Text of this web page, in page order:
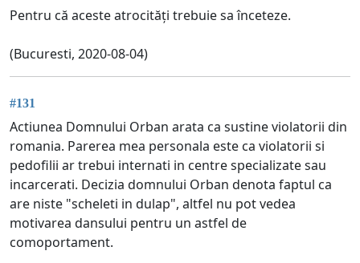
Pentru că aceste atrocități trebuie sa înceteze.
(Bucuresti, 2020-08-04)
#131
Actiunea Domnului Orban arata ca sustine violatorii din
romania. Parerea mea personala este ca violatorii si
pedofilii ar trebui internati in centre specializate sau
incarcerati. Decizia domnului Orban denota faptul ca
are niste "scheleti in dulap", altfel nu pot vedea
motivarea dansului pentru un astfel de
comoportament.